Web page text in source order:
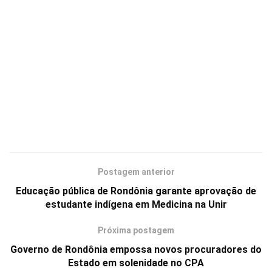
Postagem anterior
Educação pública de Rondônia garante aprovação de
estudante indígena em Medicina na Unir
Próxima postagem
Governo de Rondônia empossa novos procuradores do
Estado em solenidade no CPA